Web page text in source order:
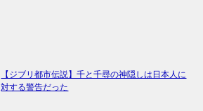
【ジブリ都市伝説】千と千尋の神隠しは日本人に
対する警告だった